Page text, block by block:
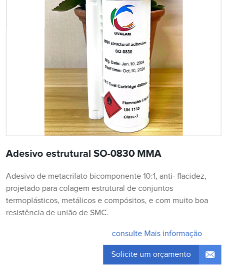
Adesivo estrutural SO-0830 MMA
Adesivo de metacrilato bicomponente 10:1, anti- flacidez,
projetado para colagem estrutural de conjuntos
termoplásticos, metálicos e compósitos, e com muito boa
resistência de união de SMC.
consulte Mais informação
Solicite um orçamento